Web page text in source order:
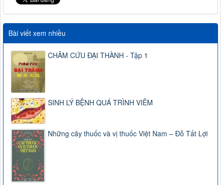
Bài viết xem nhiều
CHÂM CỨU ĐẠI THÀNH - Tập 1
SINH LÝ BỆNH QUÁ TRÌNH VIÊM
Những cây thuốc và vị thuốc Việt Nam – Đỗ Tất Lợi